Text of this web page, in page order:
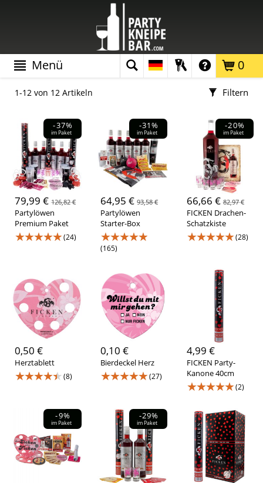
0
Menü
Filtern
1-12 von 12 Artikeln
Farbe
Material
Glas(7) Kunststoff
Papier(5) Karton / Pappe
Stinkefingereinhorn
FICKEN(12)
Füllmenge
3 Liter(1) 0,7 Liter(5)
Produktart
Gastrobedarf Boxen / Bundles
(8)
Spirituosen & Wein
Werbemittel
Aufkleber(2)
Aktion
Reduziert
-37%
im Paket
79,99 € 126,82 €
Partylöwen
Premium Paket
★★★★★(24)
-31%
im Paket
64,95 €93,58 €
Partylöwen
Starter-Box
★★★★★
(165)
-20%
im Paket
66,66 €82,97 €
FICKEN Drachen-
Schatzkiste
★★★★★(28)
0,50 €
Herztablett
★★★★★(8)
0,10 €
Bierdeckel Herz
★★★★★(27)
4,99 €
FICKEN Party-
Kanone 40cm
★★★★★(2)
-9%
im Paket
-29%
im Paket